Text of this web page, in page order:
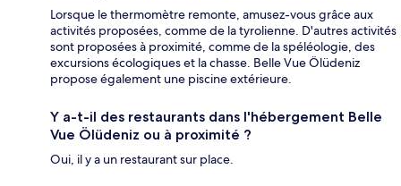
Lorsque le thermomètre remonte, amusez-vous grâce aux
activités proposées, comme de la tyrolienne. D'autres activités
sont proposées à proximité, comme de la spéléologie, des
excursions écologiques et la chasse. Belle Vue Ölüdeniz
propose également une piscine extérieure.
Y a-t-il des restaurants dans l'hébergement Belle
Vue Ölüdeniz ou à proximité ?
Oui, il y a un restaurant sur place.